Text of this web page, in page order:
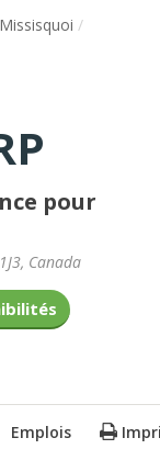
/
pour
, Canada
Emplois